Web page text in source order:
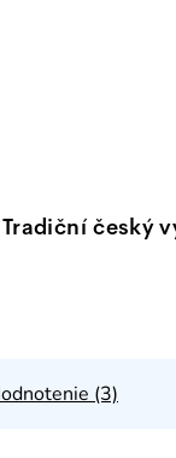
Tradiční český
(3)